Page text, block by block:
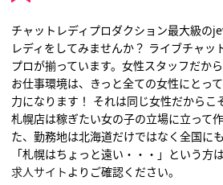
チャットレディプロダクション最大級の
レディをしてみませんか？ ライブチャッ
プロが揃っています。女性スタッフだか
お仕事環境は、きっと全ての女性にとっ
力になります！ それは同じ女性だから
札幌店は稼ぎたい女の子の立場に立って
た、勤務地は北海道だけではなく全国に
「札幌はちょっと遠い・・・」という方
求人サイトよりご確認ください。